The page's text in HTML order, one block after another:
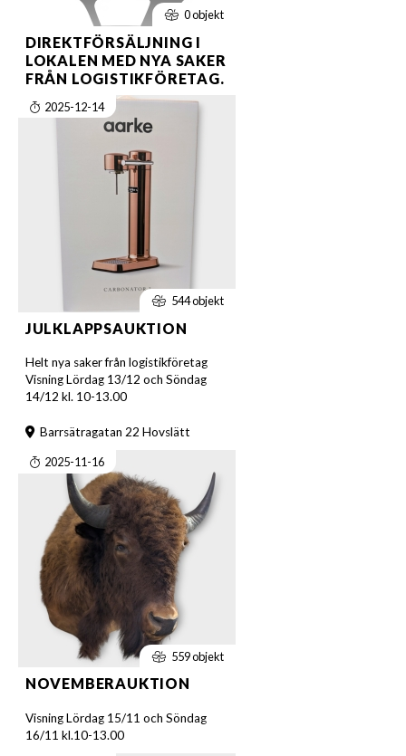
0 objekt
DIREKTFÖRSÄLJNING I
LOKALEN MED NYA SAKER
FRÅN LOGISTIKFÖRETAG.
2025-12-14
544 objekt
JULKLAPPSAUKTION
Helt nya saker från logistikföretag
Visning Lördag 13/12 och Söndag
14/12 kl. 10-13.00
Barrsätragatan 22 Hovslätt
2025-11-16
559 objekt
NOVEMBERAUKTION
Visning Lördag 15/11 och Söndag
16/11 kl.10-13.00